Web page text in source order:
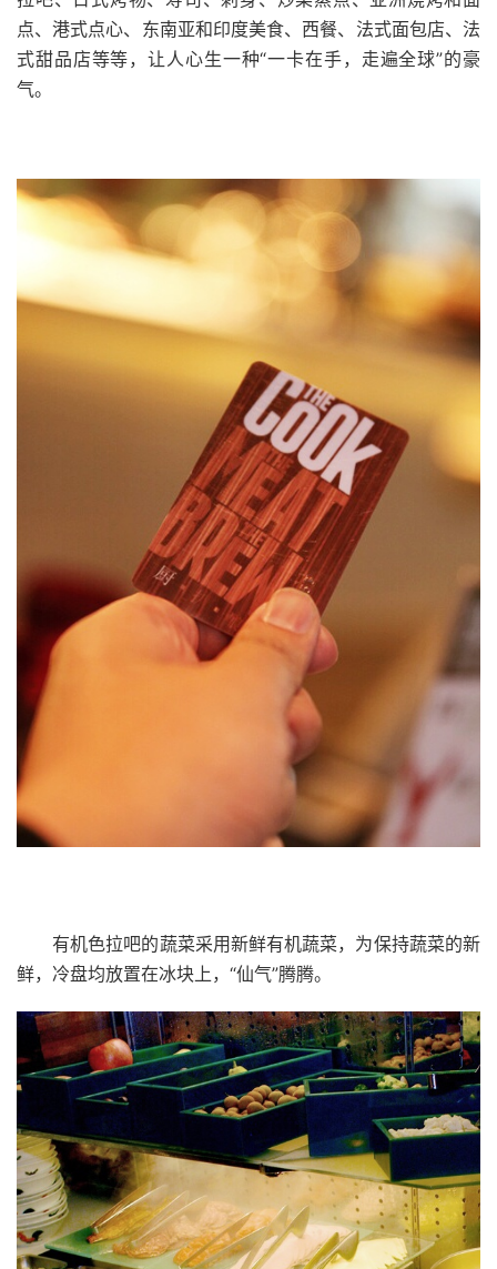
点、港式点心、东南亚和印度美食、西餐、法式面包店、法
式甜品店等等，让人心生一种“一卡在手，走遍全球”的豪
气。
有机色拉吧的蔬菜采用新鲜有机蔬菜，为保持蔬菜的新
鲜，冷盘均放置在冰块上，“仙气”腾腾。